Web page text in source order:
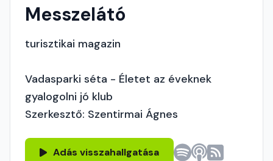
Messzelátó
turisztikai magazin
Vadasparki séta - Életet az éveknek
gyalogolni jó klub
Szerkesztő: Szentirmai Ágnes
Adás visszahallgatása